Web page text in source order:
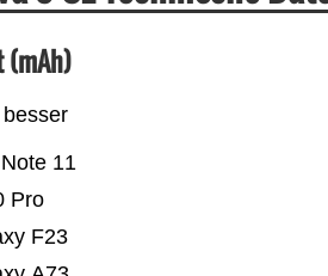
(mAh)
F23
Pro
11